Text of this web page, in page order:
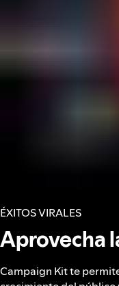
ÉXITOS VIRALES
Aprovecha
Campaign Kit te